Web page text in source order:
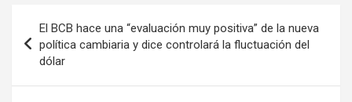
de
entradas
El BCB hace una “evaluación muy positiva” de la nueva
política cambiaria y dice controlará la fluctuación del
dólar